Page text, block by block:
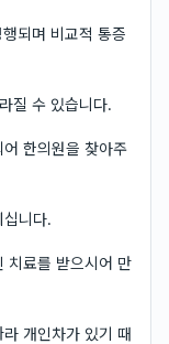
되며 비교적 통증
질 수 있습니다.
한의원을 찾아주
니다.
치료를 받으시어 만
개인차가 있기 때